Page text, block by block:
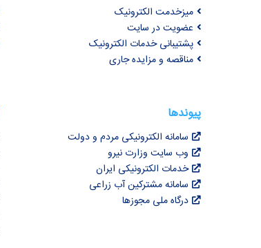
میزخدمت الکترونیک
عضویت در سایت
پشتیبانی خدمات الکترونیک
مناقصه و مزایده جاری
پیوندها
سامانه الکترونیکی مردم و دولت
وب سایت وزارت نیرو
خدمات الکترونیکی ایران
سامانه مشترکین آب زراعی
درگاه ملی مجوزها